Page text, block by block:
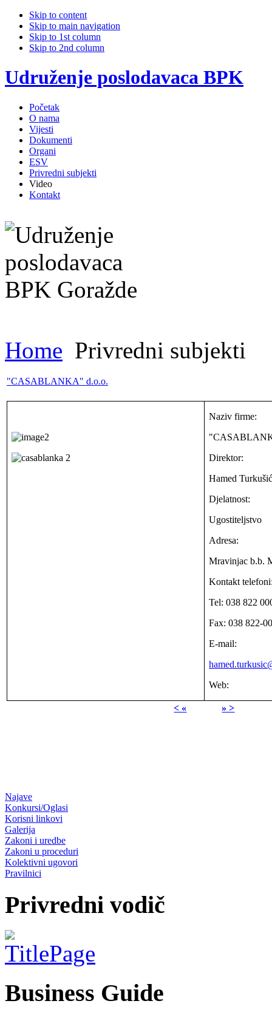
Skip to content
Skip to main navigation
Skip to 1st column
Skip to 2nd column
Udruženje poslodavaca BPK
Početak
O nama
Vijesti
Dokumenti
Organi
ESV
Privredni subjekti
Video
Kontakt
Home Privredni subjekti
"CASABLANKA" d.o.o.
Naziv firme:
Direktor:
Hamed
Djelatnost:
Ugostiteljstvo
Adresa:
Mravinjac b.b.
Kontakt
Tel: 038 822
Fax: 038 822-
E-mail:
Web:
< « » >
Najave
Konkursi/Oglasi
Korisni linkovi
Galerija
Zakoni i uredbe
Zakoni u proceduri
Kolektivni ugovori
Pravilnici
Privredni vodič
Business Guide